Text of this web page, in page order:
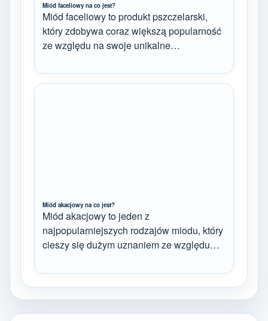
Miód faceliowy na co jest?
Miód faceliowy to produkt pszczelarski,
który zdobywa coraz większą popularność
ze względu na swoje unikalne…
Miód akacjowy na co jest?
Miód akacjowy to jeden z
najpopularniejszych rodzajów miodu, który
cieszy się dużym uznaniem ze względu…